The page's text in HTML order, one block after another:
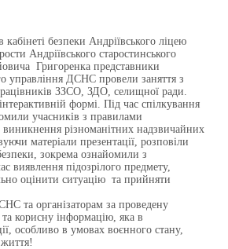
кабінеті безпеки Андріївського ліцею
Андріївського старостинського
Григоренка представники
управління ДСНС провели заняття з
ЗЗСО, ЗДО, селищної ради.
формі. Під час спілкування
учасників з правилами
різноманітних надзвичайних
матеріали презентації, розповіли
зокрема ознайомили з
виявлення підозрілого предмету,
оцінити ситуацію та прийняти
та організаторам за проведену
та корисну інформацію, яка в
особливо в умовах воєнного стану,